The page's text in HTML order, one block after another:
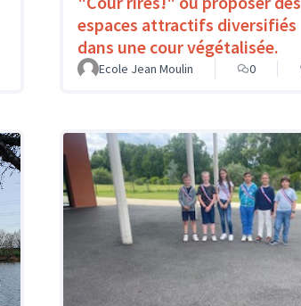
espaces attractifs diversifiés
dans une cour végétalisée.
Ecole Jean Moulin 0